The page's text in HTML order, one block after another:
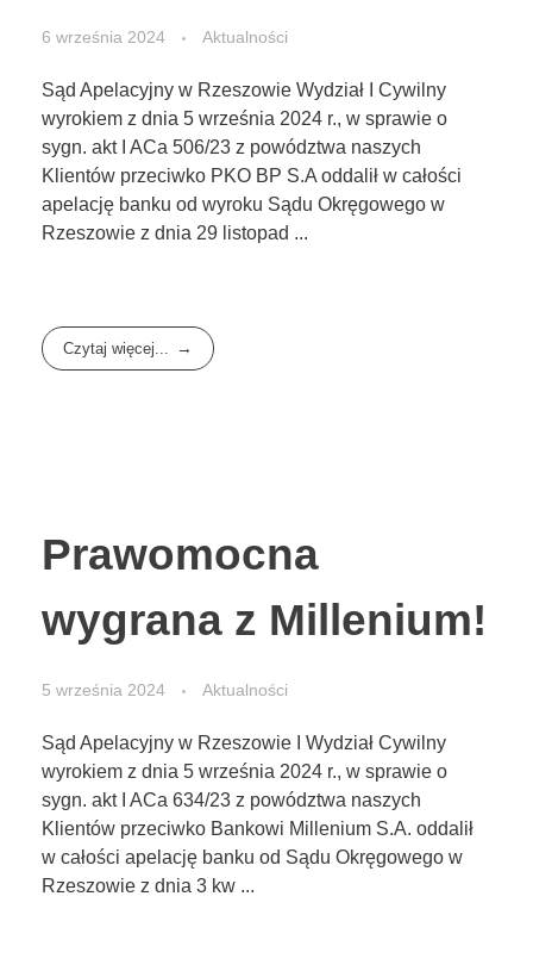
6 września 2024 Aktualności
Sąd Apelacyjny w Rzeszowie Wydział I Cywilny
wyrokiem z dnia 5 września 2024 r., w sprawie o
sygn. akt I ACa 506/23 z powództwa naszych
Klientów przeciwko PKO BP S.A oddalił w całości
apelację banku od wyroku Sądu Okręgowego w
Rzeszowie z dnia 29 listopad ...
Czytaj więcej...
Prawomocna
wygrana z Millenium!
5 września 2024 Aktualności
Sąd Apelacyjny w Rzeszowie I Wydział Cywilny
wyrokiem z dnia 5 września 2024 r., w sprawie o
sygn. akt I ACa 634/23 z powództwa naszych
Klientów przeciwko Bankowi Millenium S.A. oddalił
w całości apelację banku od Sądu Okręgowego w
Rzeszowie z dnia 3 kw ...